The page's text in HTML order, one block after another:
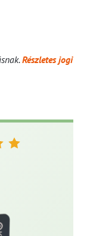
Részletes jogi